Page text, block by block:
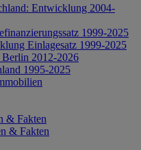
Entwicklung 2004-
1999-2025
Einlagesatz 1999-2025
2012-2026
1995-2025
& Fakten
& Fakten